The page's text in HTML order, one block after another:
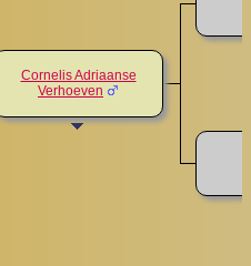
Cornelis Adriaanse
Verhoeven